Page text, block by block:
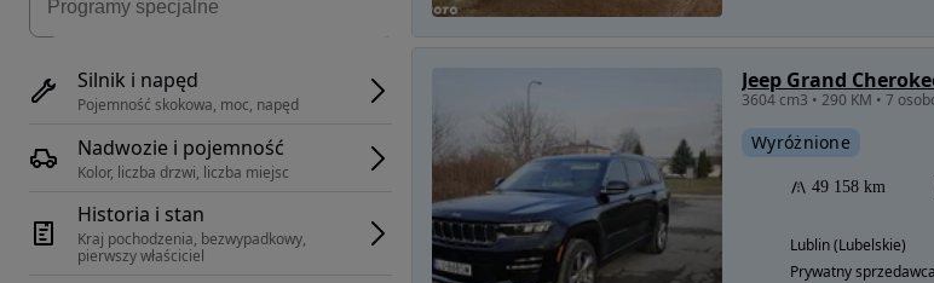
Silnik i napęd
Pojemność skokowa, moc, napęd
Nadwozie i pojemność
Kolor, liczba drzwi, liczba miejsc
Historia i stan
Kraj pochodzenia, bezwypadkowy,
pierwszy właściciel
Jeep Grand
3604 cm3 • 290 KM • 7
Wyróżnione
49 158 km
Lublin (Lubelskie)
Prywatny